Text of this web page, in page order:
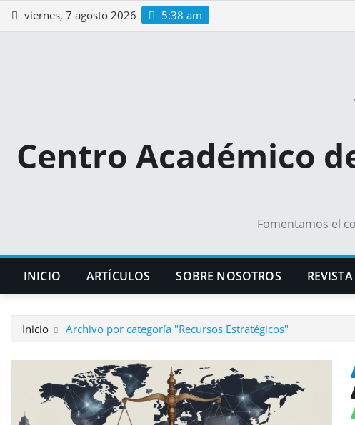
Saltar
al
viernes, 7 agosto 2026 5:38 am
Centro Académico
Fomentamos el
INICIO ARTÍCULOS SOBRE NOSOTROS
Inicio Archivo por categoría "Recursos Estratégicos"